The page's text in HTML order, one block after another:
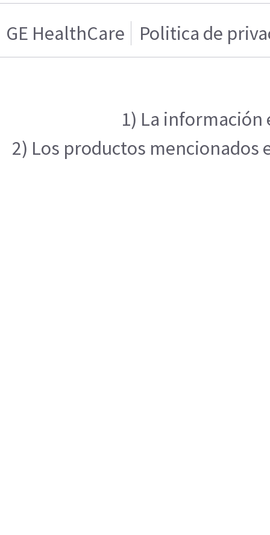
GE HealthCare Politica de
1) La información
2) Los productos mencionados